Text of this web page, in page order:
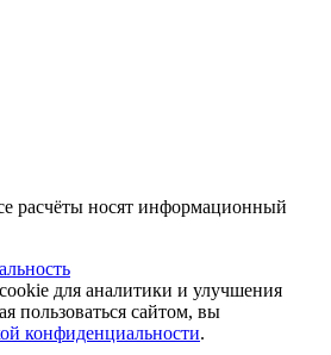
расчёты носят информационный
для аналитики и улучшения
пользоваться сайтом, вы
конфиденциальности.